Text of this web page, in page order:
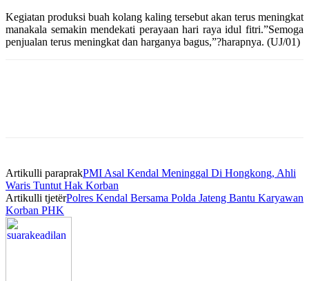
Kegiatan produksi buah kolang kaling tersebut akan terus meningkat
manakala semakin mendekati perayaan hari raya idul fitri.”Semoga
penjualan terus meningkat dan harganya bagus,”?harapnya. (UJ/01)
Artikulli paraprakPMI Asal Kendal Meninggal Di Hongkong, Ahli
Waris Tuntut Hak Korban
Artikulli tjetërPolres Kendal Bersama Polda Jateng Bantu Karyawan
Korban PHK